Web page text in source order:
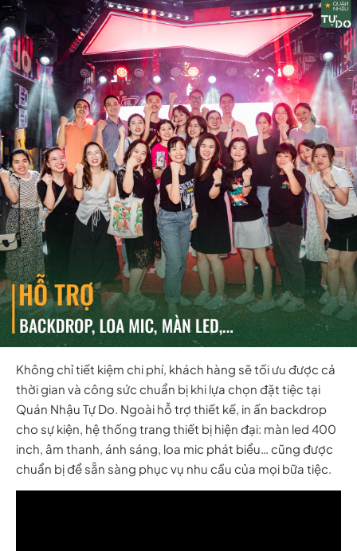
Không chỉ tiết kiệm chi phí, khách hàng sẽ tối ưu được cả
thời gian và công sức chuẩn bị khi lựa chọn đặt tiệc tại
Quán Nhậu Tự Do. Ngoài hỗ trợ thiết kế, in ấn backdrop
cho sự kiện, hệ thống trang thiết bị hiện đại: màn led 400
inch, âm thanh, ánh sáng, loa mic phát biểu… cũng được
chuẩn bị để sẵn sàng phục vụ nhu cầu của mọi bữa tiệc.